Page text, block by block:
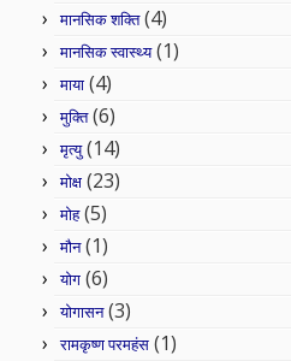
मानसिक शक्ति(4)
मानसिक स्वास्थ्य(1)
माया (4)
मुक्ति(6)
मृत्यु(14)
मोक्ष (23)
मोह(5)
मौन(1)
योग (6)
योगासन(3)
रामकृष्ण परमहंस (1)